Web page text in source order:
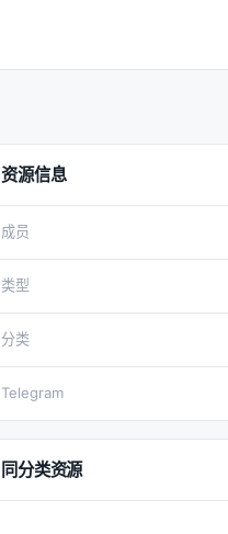
资源信息
成员
类型
分类
Telegram
同分类资源